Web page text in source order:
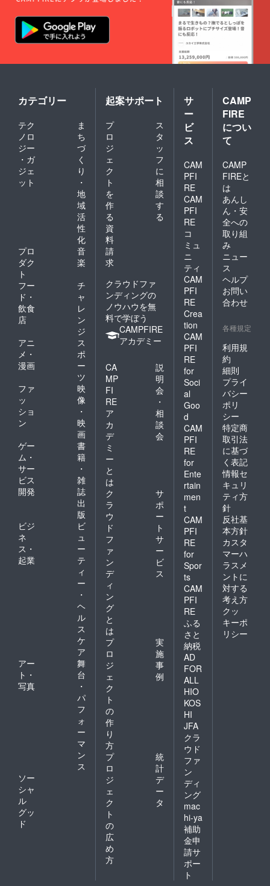
※手裏剣
につき
まして
お届け
（2020
年3月末
まで
に、新
品を桐
箱に入
れて発
予定で
す）。
1月に東
京山手
線内に
場での
開催を
予定し
ます。
※お届
けは、
2019年
12月中
旬の予
定です
小刀は
新品で
す。桐
箱に入
れて発
送する
予定で
す）。
カテゴリー
テク
ノロ
ジー
・ガ
ジェ
ット
ま
ち
づ
く
り
・
地
域
活
性
化
プロ
ダク
ト
音
楽
フー
ド・
飲食
店
チ
ャ
レ
ン
ジ
アニ
メ・
漫画
ス
ポ
ー
ツ
ファ
ッ
ショ
ン
映
像
・
映
画
ゲー
ム・
サー
ビス
開発
書
籍
・
雑
誌
出
版
ビジ
ネ
ス・
起業
ビ
ュ
ー
テ
ィ
ー
・
ヘ
ル
ス
ケ
ア
アー
ト・
写真
舞
台
・
パ
フ
ォ
ー
マ
ン
ス
ソー
シャ
ル
グッ
ド
起案サポート
プ
ロ
ジ
ェ
ク
ト
を
作
る
ス
タ
ッ
フ
に
相
談
す
る
資
料
請
求
クラウドファ
ンディングの
ノウハウを無
料で学ぼう
CAMPFIRE
アカデミー
CA
MP
FI
RE
ア
カ
デ
ミ
ー
と
は
説
明
会
・
相
談
会
ク
ラ
ウ
ド
フ
ァ
ン
デ
ィ
ン
グ
と
は
サ
ポ
ー
ト
サ
ー
ビ
ス
プ
ロ
ジ
ェ
ク
ト
の
作
り
方
実
施
事
例
プ
ロ
ジ
ェ
ク
ト
の
広
め
方
統
計
デ
ー
タ
サ
ー
ビ
ス
CAM
PFI
RE
CAM
PFI
RE
コ
ミュ
ニ
ティ
CAM
PFI
RE
Crea
tion
CAM
PFI
RE
for
Soci
al
Goo
d
CAM
PFI
RE
for
Ente
rtain
men
t
CAM
PFI
RE
for
Spor
ts
CAM
PFI
RE
ふる
さと
納税
AD
FOR
ALL
HIO
KOS
HI
JFA
クラ
ウド
ファ
ン
ディ
ング
mac
hi-ya
補助
金申
請サ
ポー
ト
CAMP
FIRE
につい
て
CAMP
FIREと
は
あんし
ん・安
全への
取り組
み
ニュー
ス
ヘルプ
お問い
合わせ
各種規定
利用規
約
細則
プライ
バシー
ポリ
シー
特定商
取引法
に基づ
く表記
情報セ
キュリ
ティ方
針
反社基
本方針
カスタ
マーハ
ラスメ
ントに
対する
考え方
クッ
キーポ
リシー